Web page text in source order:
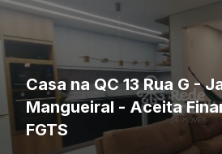
Casa na QC 13 Rua G -
Mangueiral - Aceita
FGTS